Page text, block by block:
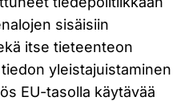
sisäisiin
itse tieteenteon
yleistajuistaminen
EU-tasolla käytävää